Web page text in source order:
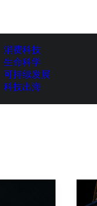
消费科技
生命科学
可持续发展
科技出海